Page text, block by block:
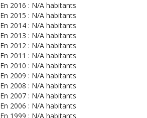
En 2016 : N/A habitants
En 2015 : N/A habitants
En 2014 : N/A habitants
En 2013 : N/A habitants
En 2012 : N/A habitants
En 2011 : N/A habitants
En 2010 : N/A habitants
En 2009 : N/A habitants
En 2008 : N/A habitants
En 2007 : N/A habitants
En 2006 : N/A habitants
En 1999 : N/A habitants